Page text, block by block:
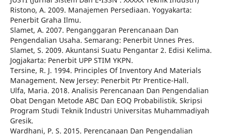
Ristono, A. 2009. Manajemen Persediaan. Yogyakarta:
Penerbit Graha Ilmu.
Slamet, A. 2007. Penganggaran Perencanaan Dan
Pengendalian Usaha. Semarang: Penerbit Unnes Pres.
Slamet, S. 2009. Akuntansi Suatu Pengantar 2. Edisi Kelima.
Jogjakarta: Penerbit UPP STIM YKPN.
Tersine, R. J. 1994. Principles Of Inventory And Materials
Management. New Jersey: Penerbit Ptr Prentice-Hall.
Ulfa, Maria. 2018. Analisis Perencanaan Dan Pengendalian
Obat Dengan Metode ABC Dan EOQ Probabilistik. Skripsi
Program Studi Teknik Industri Universitas Muhammadiyah
Gresik.
Wardhani, P. S. 2015. Perencanaan Dan Pengendalian